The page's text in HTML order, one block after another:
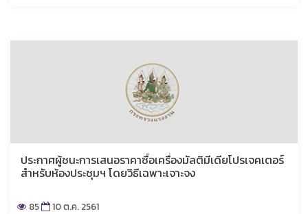
ประกาศผู้ชนะการเสนอราคาซื้อเครื่องมัลติมีเดียโปรเจคเตอร์
สำหรับห้องประชุมฯ โดยวิธีเฉพาะเจาะจง
85 10 ต.ค. 2561